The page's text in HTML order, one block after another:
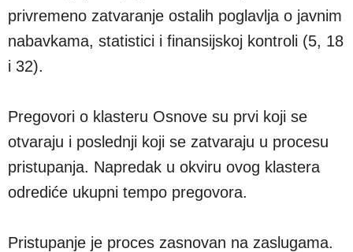
privremeno zatvaranje ostalih poglavlja o javnim
nabavkama, statistici i finansijskoj kontroli (5, 18
i 32).
Pregovori o klasteru Osnove su prvi koji se
otvaraju i poslednji koji se zatvaraju u procesu
pristupanja. Napredak u okviru ovog klastera
odrediće ukupni tempo pregovora.
Pristupanje je proces zasnovan na zaslugama.